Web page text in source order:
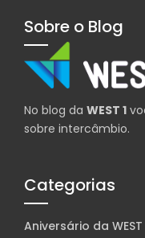
Sobre o Blog
No blog da WEST 1
sobre intercâmbio.
Categorias
Aniversário da WEST